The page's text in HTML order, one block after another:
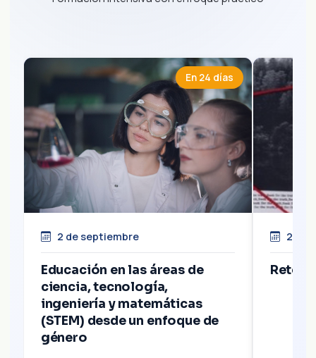
En 24 días
2 de septiembre
Educación en las áreas de
ciencia, tecnología,
ingeniería y matemáticas
(STEM) desde un enfoque de
género
2 de